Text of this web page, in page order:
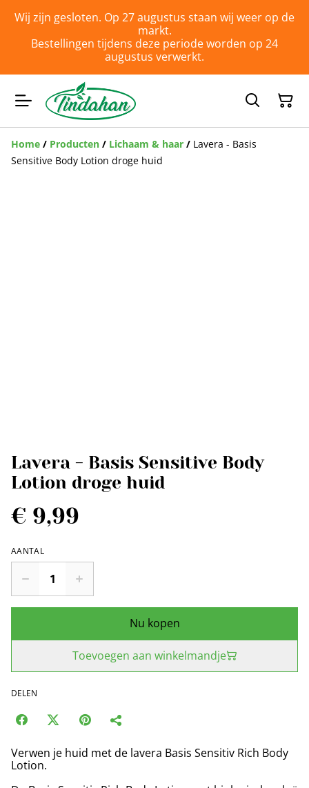
Wij zijn gesloten. Op 27 augustus staan wij weer op de
markt.
Bestellingen tijdens deze periode worden op 24
augustus verwerkt.
Home / Producten / Lichaam & haar / Lavera - Basis
Sensitive Body Lotion droge huid
Lavera - Basis Sensitive Body
Lotion droge huid
€ 9,99
AANTAL
Nu kopen
Toevoegen aan winkelmandje
DELEN
Verwen je huid met de lavera Basis Sensitiv Rich Body
Lotion.